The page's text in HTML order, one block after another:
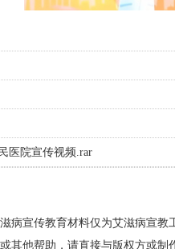
医院宣传视频.rar
病宣传教育材料仅为艾滋病宣
其他帮助，请直接与版权方或制